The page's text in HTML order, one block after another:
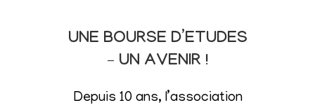
UNE BOURSE D’ETUDES
– UN AVENIR !
Depuis 10 ans, l’association